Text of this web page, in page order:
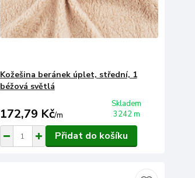
Kožešina beránek úplet, střední, 1
béžová světlá
172,79 Kč/m
Skladem
3242 m
Přidat do košíku